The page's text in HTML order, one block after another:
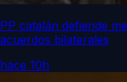
PP catalán defiende
acuerdos bilaterales
hace 10h